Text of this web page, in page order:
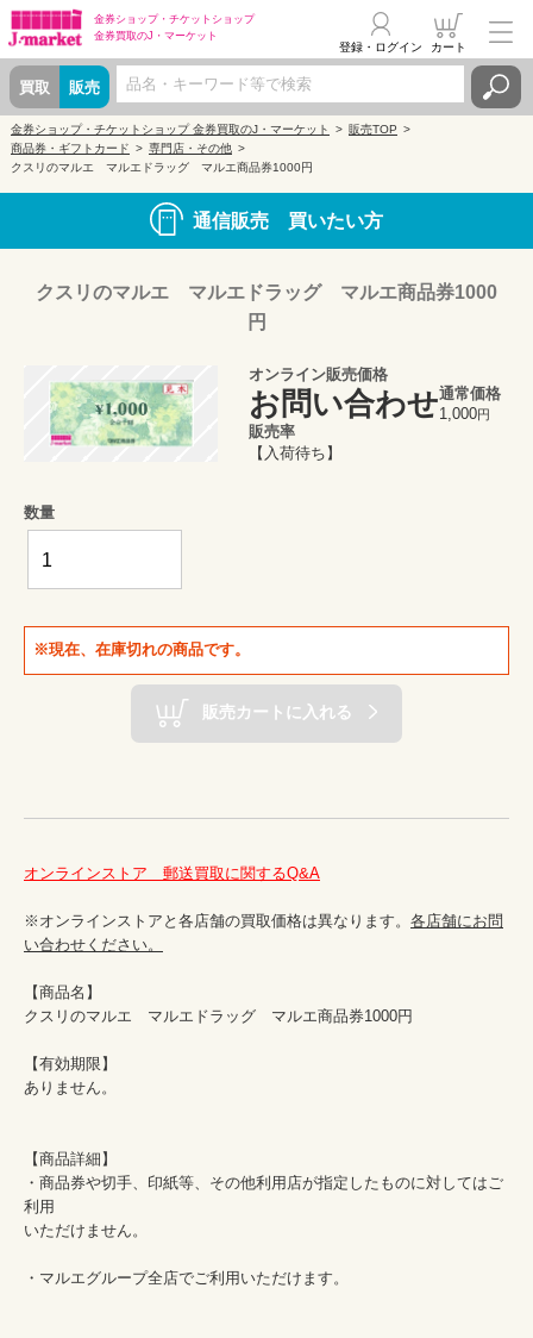
金券ショップ・ チケットショップ
金券買取のJ・マーケット
買取 販売
登録・ログイン カート
金券ショップ・チケットショップ 金券買取のJ・マーケット
販売TOP
商品券・ギフトカード
専門店・その他
クスリのマルエ マルエドラッグ マルエ商品券1000円
通信販売 買いたい方
クスリのマルエ マルエドラッグ マルエ商品券1000
円
オンライン販売価格
お問い合わせ通常価格
1,000円
販売率
【入荷待ち】
数量
※現在、在庫切れの商品です。
販売カートに入れる
オンラインストア　郵送買取に関するQ&A
※オンラインストアと各店舗の買取価格は異なります。 各店舗にお問
い合わせください。
【商品名】
クスリのマルエ　マルエドラッグ　マルエ商品券1000円
【有効期限】
ありません。
【商品詳細】
・商品券や切手、印紙等、その他利用店が指定したものに対してはご
利用
いただけません。
・マルエグループ全店でご利用いただけます。